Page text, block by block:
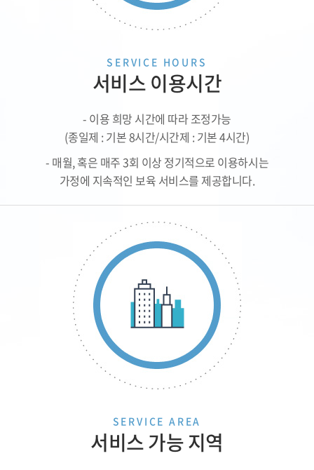
SERVICE HOURS
서비스 이용시간
- 이용 희망 시간에 따라 조정가능
(종일제 : 기본 8시간/시간제 : 기본 4시간)
- 매월, 혹은 매주 3회 이상 정기적으로 이용하시는
가정에 지속적인 보육 서비스를 제공합니다.
SERVICE AREA
서비스 가능 지역